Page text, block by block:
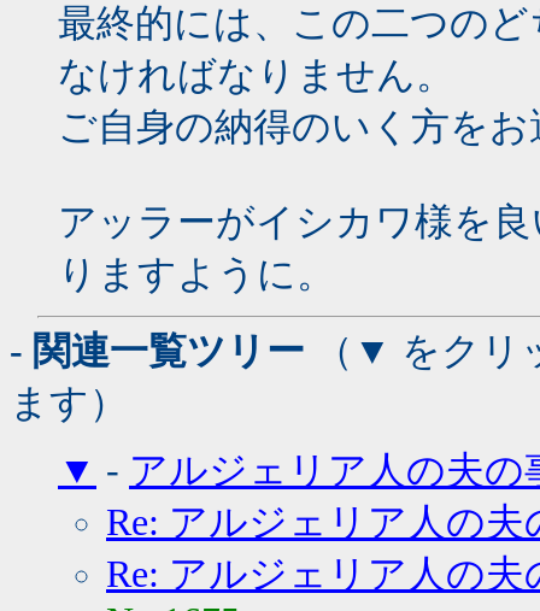
最終的には、この二つの
なければなりません。
ご自身の納得のいく方を
アッラーがイシカワ様を
りますように。
- 関連一覧ツリー （▼ をクリ
ます）
▼ - アルジェリア人の夫の
Re: アルジェリア人の夫
Re: アルジェリア人の夫